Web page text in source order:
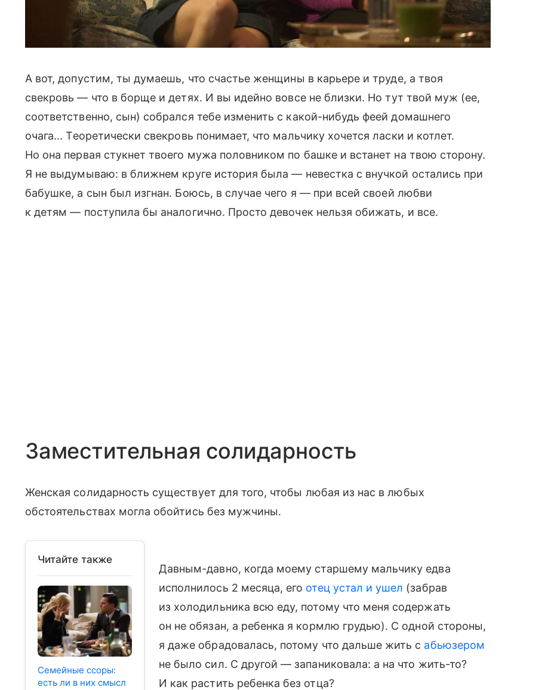
А вот, допустим, ты думаешь, что счастье женщины в карьере и труде, а твоя
свекровь — что в борще и детях. И вы идейно вовсе не близки. Но тут твой муж (ее,
соответственно, сын) собрался тебе изменить с какой-нибудь феей домашнего
очага... Теоретически свекровь понимает, что мальчику хочется ласки и котлет.
Но она первая стукнет твоего мужа половником по башке и встанет на твою сторону.
Я не выдумываю: в ближнем круге история была — невестка с внучкой остались при
бабушке, а сын был изгнан. Боюсь, в случае чего я — при всей своей любви
к детям — поступила бы аналогично. Просто девочек нельзя обижать, и все.
Заместительная солидарность
Женская солидарность существует для того, чтобы любая из нас в любых
обстоятельствах могла обойтись без мужчины.
Читайте также
Семейные ссоры:
есть ли в них смысл
Давным-давно, когда моему старшему мальчику едва
исполнилось 2 месяца, его отец устал и ушел (забрав
из холодильника всю еду, потому что меня содержать
он не обязан, а ребенка я кормлю грудью). С одной стороны,
я даже обрадовалась, потому что дальше жить с абьюзером
не было сил. С другой — запаниковала: а на что жить-то?
И как растить ребенка без отца?